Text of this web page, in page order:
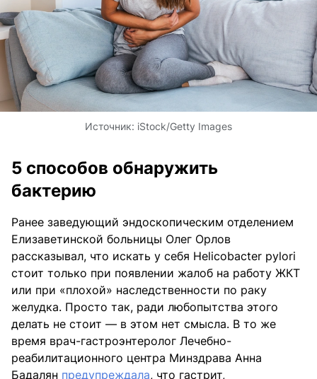
Источник: iStock/Getty Images
5 способов обнаружить
бактерию
Ранее заведующий эндоскопическим отделением
Елизаветинской больницы Олег Орлов
рассказывал, что искать у себя Helicobacter pylori
стоит только при появлении жалоб на работу ЖКТ
или при «плохой» наследственности по раку
желудка. Просто так, ради любопытства этого
делать не стоит — в этом нет смысла. В то же
время врач-гастроэнтеролог Лечебно-
реабилитационного центра Минздрава Анна
Бадалян предупреждала, что гастрит,